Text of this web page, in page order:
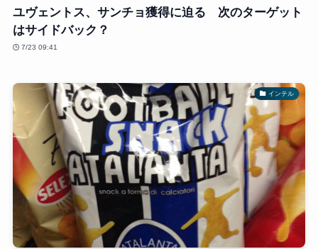
ユヴェントス、サンチョ獲得に迫る 次のターゲット
はサイドバック？
7/23 09:41
インテル